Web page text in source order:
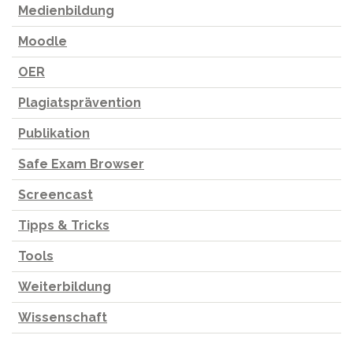
Medienbildung
Moodle
OER
Plagiatsprävention
Publikation
Safe Exam Browser
Screencast
Tipps & Tricks
Tools
Weiterbildung
Wissenschaft